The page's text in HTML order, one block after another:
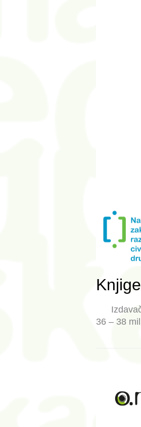
36 – 38